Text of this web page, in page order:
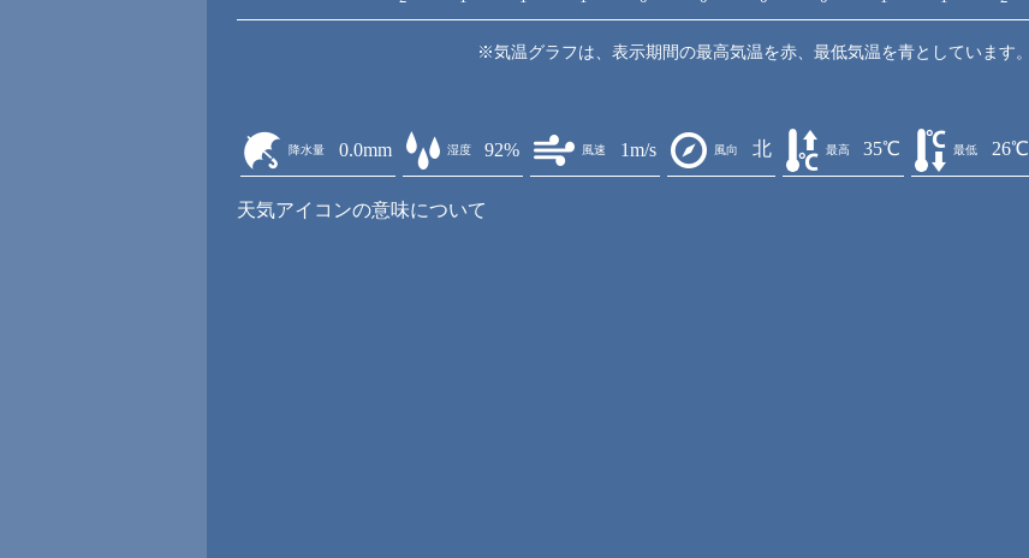
※気温グラフは、表示期間の最高気温を赤、最低気温を青としています。
降水量 0.0mm 湿度 92% 風速 1m/s 風向 北 最高 35℃ 最低 26℃
天気アイコンの意味について